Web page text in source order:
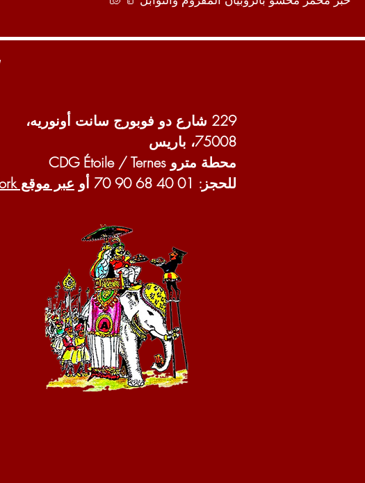
229 شارع دو فوبورج سانت أونوريه،
75008، باريس
محطة مترو CDG Étoile / Ternes
للحجز: 01 40 68 90 70 أو
عبر موقع TheFork